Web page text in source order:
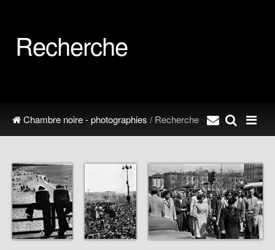
Recherche
Chambre noire - photographies / Recherche